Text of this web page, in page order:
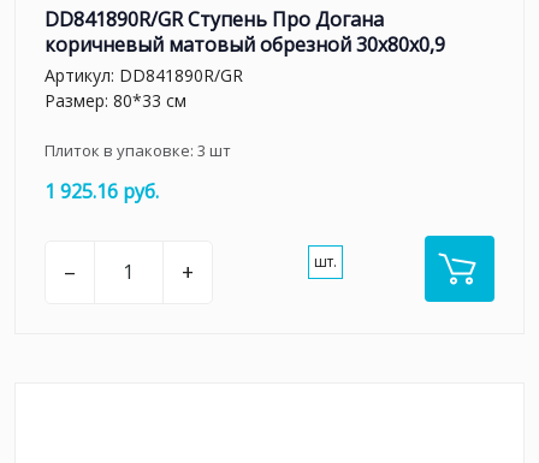
DD841890R/GR Ступень Про Догана
коричневый матовый обрезной 30x80x0,9
Артикул: DD841890R/GR
Размер: 80*33 см
Плиток в упаковке: 3 шт
1 925.16 руб.
– + шт.